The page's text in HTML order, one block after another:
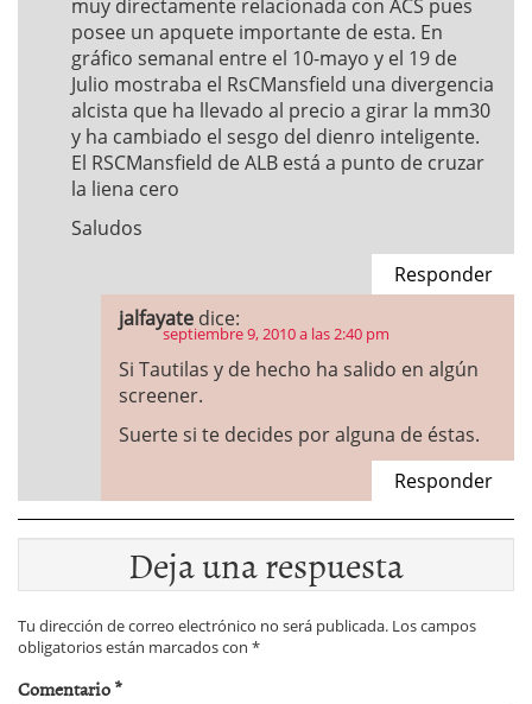
muy directamente relacionada con ACS pues
posee un apquete importante de esta. En
gráfico semanal entre el 10-mayo y el 19 de
Julio mostraba el RsCMansfield una divergencia
alcista que ha llevado al precio a girar la mm30
y ha cambiado el sesgo del dienro inteligente.
El RSCMansfield de ALB está a punto de cruzar
la liena cero
Saludos
Responder
jalfayate dice:
septiembre 9, 2010 a las 2:40 pm
Si Tautilas y de hecho ha salido en algún
screener.
Suerte si te decides por alguna de éstas.
Responder
Deja una respuesta
Tu dirección de correo electrónico no será publicada. Los campos
obligatorios están marcados con *
Comentario*